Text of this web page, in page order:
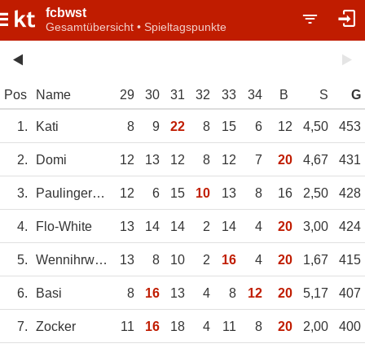
fcbwst
Gesamtübersicht • Spieltagspunkte
Pos Name 29 30 31 32 33 34 B S G
1. Kati 8 9 22 8 15 6 12 4,50 453
2. Domi 12 13 12 8 12 7 20 4,67 431
3. Paulingerpaulpa 12 6 15 10 13 8 16 2,50 428
4. Flo-White 13 14 14 2 14 4 20 3,00 424
5. Wennihrwüstet 13 8 10 2 16 4 20 1,67 415
6. Basi 8 16 13 4 8 12 20 5,17 407
7. Zocker 11 16 18 4 11 8 20 2,00 400